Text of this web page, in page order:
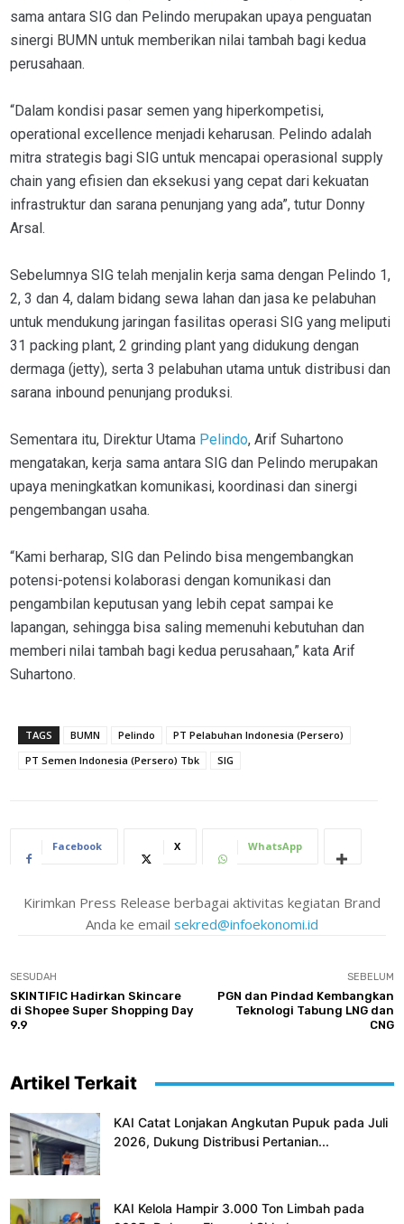
sama antara SIG dan Pelindo merupakan upaya penguatan
sinergi BUMN untuk memberikan nilai tambah bagi kedua
perusahaan.
“Dalam kondisi pasar semen yang hiperkompetisi,
operational excellence menjadi keharusan. Pelindo adalah
mitra strategis bagi SIG untuk mencapai operasional supply
chain yang efisien dan eksekusi yang cepat dari kekuatan
infrastruktur dan sarana penunjang yang ada”, tutur Donny
Arsal.
Sebelumnya SIG telah menjalin kerja sama dengan Pelindo 1,
2, 3 dan 4, dalam bidang sewa lahan dan jasa ke pelabuhan
untuk mendukung jaringan fasilitas operasi SIG yang meliputi
31 packing plant, 2 grinding plant yang didukung dengan
dermaga (jetty), serta 3 pelabuhan utama untuk distribusi dan
sarana inbound penunjang produksi.
Sementara itu, Direktur Utama Pelindo, Arif Suhartono
mengatakan, kerja sama antara SIG dan Pelindo merupakan
upaya meningkatkan komunikasi, koordinasi dan sinergi
pengembangan usaha.
“Kami berharap, SIG dan Pelindo bisa mengembangkan
potensi-potensi kolaborasi dengan komunikasi dan
pengambilan keputusan yang lebih cepat sampai ke
lapangan, sehingga bisa saling memenuhi kebutuhan dan
memberi nilai tambah bagi kedua perusahaan,” kata Arif
Suhartono.
TAGS BUMN Pelindo
PT Pelabuhan Indonesia (Persero)
PT Semen Indonesia (Persero) Tbk
SIG
Facebook X WhatsApp
Kirimkan Press Release berbagai aktivitas kegiatan Brand
Anda ke email sekred@infoekonomi.id
SESUDAH
SKINTIFIC Hadirkan Skincare
di Shopee Super Shopping Day
9.9
SEBELUM
PGN dan Pindad Kembangkan
Teknologi Tabung LNG dan
CNG
Artikel Terkait
KAI Catat Lonjakan Angkutan Pupuk pada Juli
2026, Dukung Distribusi Pertanian...
KAI Kelola Hampir 3.000 Ton Limbah pada